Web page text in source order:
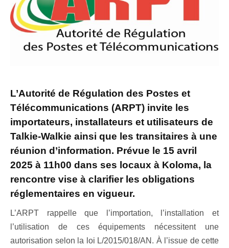
L’Autorité de Régulation des Postes et
Télécommunications (ARPT) invite les
importateurs, installateurs et utilisateurs de
Talkie-Walkie ainsi que les transitaires à une
réunion d’information. Prévue le 15 avril
2025 à 11h00 dans ses locaux à Koloma, la
rencontre vise à clarifier les obligations
réglementaires en vigueur.
L’ARPT rappelle que l’importation, l’installation et
l’utilisation de ces équipements nécessitent une
autorisation selon la loi L/2015/018/AN. À l’issue de cette